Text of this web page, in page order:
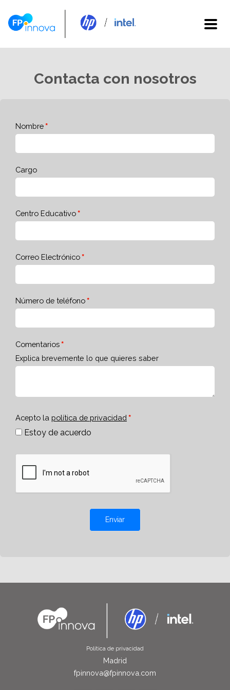
Contacta con nosotros
Nombre
Cargo
Centro Educativo
Correo Electrónico
Número de teléfono
Comentarios
Explica brevemente lo que quieres saber
Acepto la política de privacidad
Estoy de acuerdo
Enviar
Política de privacidad
Madrid
fpinnova@fpinnova.com